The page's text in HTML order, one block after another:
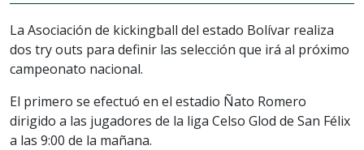
La Asociación de kickingball del estado Bolívar realiza
dos try outs para definir las selección que irá al próximo
campeonato nacional.
El primero se efectuó en el estadio Ñato Romero
dirigido a las jugadores de la liga Celso Glod de San Félix
a las 9:00 de la mañana.